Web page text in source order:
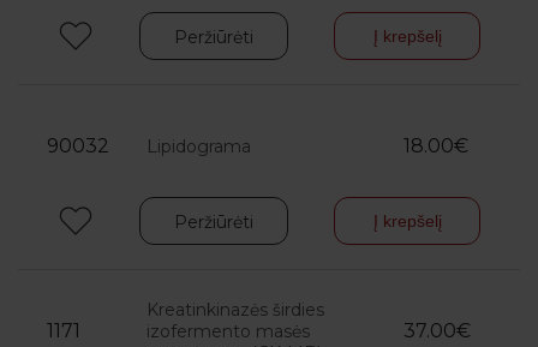
Peržiūrėti Į krepšelį
90032 Lipidograma 18.00€
Peržiūrėti Į krepšelį
1171
Kreatinkinazės širdies
izofermento masės
37.00€